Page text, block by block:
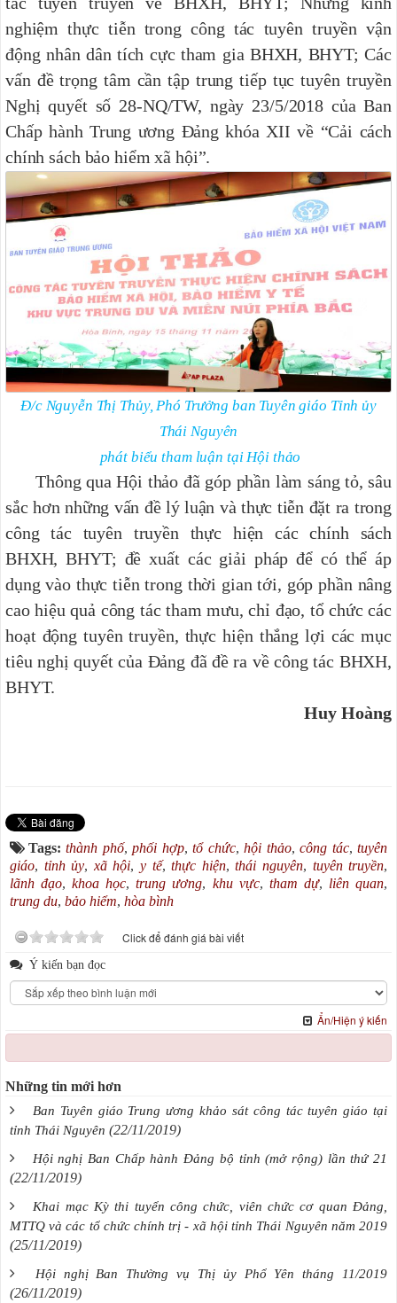
nghiệm thực tiễn trong công tác tuyên truyền vận
động nhân dân tích cực tham gia BHXH, BHYT; Các
vấn đề trọng tâm cần tập trung tiếp tục tuyên truyền
Nghị quyết số 28-NQ/TW, ngày 23/5/2018 của Ban
Chấp hành Trung ương Đảng khóa XII về “Cải cách
chính sách bảo hiểm xã hội”.
Đ/c Nguyễn Thị Thủy, Phó Trưởng ban Tuyên giáo Tỉnh ủy
Thái Nguyên
phát biểu tham luận tại Hội thảo
Thông qua Hội thảo đã góp phần làm sáng tỏ, sâu
sắc hơn những vấn đề lý luận và thực tiễn đặt ra trong
công tác tuyên truyền thực hiện các chính sách
BHXH, BHYT; đề xuất các giải pháp để có thể áp
dụng vào thực tiễn trong thời gian tới, góp phần nâng
cao hiệu quả công tác tham mưu, chỉ đạo, tổ chức các
hoạt động tuyên truyền, thực hiện thắng lợi các mục
tiêu nghị quyết của Đảng đã đề ra về công tác BHXH,
BHYT.
Huy Hoàng
Tags:thành phố,phối hợp,tổ chức,hội thảo,công tác,tuyên
giáo, tỉnh ủy, xã hội, y tế,thực hiện,thái nguyên, tuyên truyền,
lãnh đạo,khoa học,trung ương, khu vực, tham dự, liên quan,
trung du, bảo hiểm, hòa bình
Click để đánh giá bài viết
Ý kiến bạn đọc
Ẩn/Hiện ý kiến
Những tin mới hơn
Ban Tuyên giáo Trung ương khảo sát công tác tuyên giáo tại
tỉnh Thái Nguyên (22/11/2019)
Hội nghị Ban Chấp hành Đảng bộ tỉnh (mở rộng) lần thứ 21
(22/11/2019)
Khai mạc Kỳ thi tuyển công chức, viên chức cơ quan Đảng,
MTTQ và các tổ chức chính trị - xã hội tỉnh Thái Nguyên năm 2019
(25/11/2019)
Hội nghị Ban Thường vụ Thị ủy Phổ Yên tháng 11/2019
(26/11/2019)